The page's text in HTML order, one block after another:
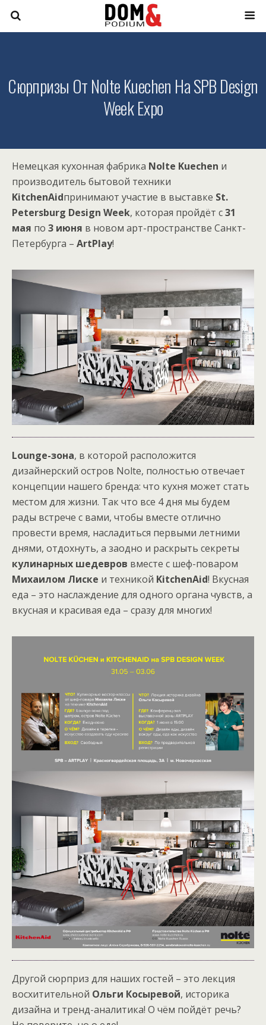
Сюрпризы От Nolte Kuechen На SPB Design
Week Expo
Немецкая кухонная фабрика Nolte Kuechen и
производитель бытовой техники
KitchenAidпринимают участие в выставке St.
Petersburg Design Week, которая пройдёт с31
мая по 3 июня в новом арт-пространстве Санкт-
Петербурга – ArtPlay!
Lounge-зона, в которой расположится
дизайнерский остров Nolte, полностью отвечает
концепции нашего бренда: что кухня может стать
местом для жизни. Так что все 4 дня мы будем
рады встрече с вами, чтобы вместе отлично
провести время, насладиться первыми летними
днями, отдохнуть, а заодно и раскрыть секреты
кулинарных шедевров вместе с шеф-поваром
Михаилом Лиске и техникой KitchenAid! Вкусная
еда – это наслаждение для одного органа чувств, а
вкусная и красивая еда – сразу для многих!
Другой сюрприз для наших гостей – это лекция
восхитительной Ольги Косыревой, историка
дизайна и тренд-аналитика! О чём пойдёт речь?